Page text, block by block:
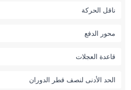
ناقل الحركة
محور الدفع
قاعدة العجلات
الحد الأدنى لنصف قطر الدوران